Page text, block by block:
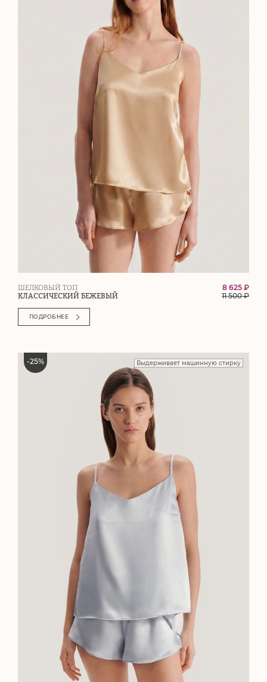
ШЕЛКОВЫЙ ТОП
КЛАССИЧЕСКИЙ БЕЖЕВЫЙ
8 625 ₽
11 500₽
ПОДРОБНЕЕ
-25% Выдерживает машинную стирку